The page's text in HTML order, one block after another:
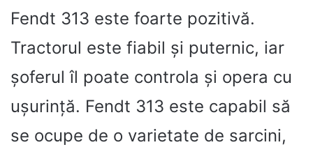
Fendt 313 este foarte pozitivă.
Tractorul este fiabil și puternic, iar
șoferul îl poate controla și opera cu
ușurință. Fendt 313 este capabil să
se ocupe de o varietate de sarcini,